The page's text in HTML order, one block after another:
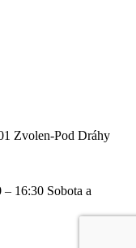
Zvolen-Pod Dráhy
16:30 Sobota a